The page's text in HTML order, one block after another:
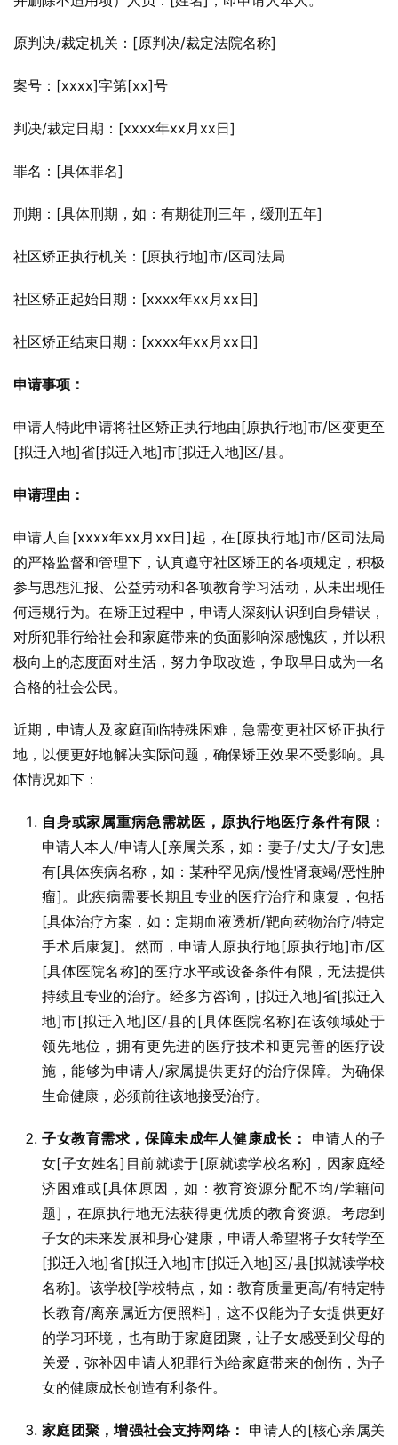
原判决/裁定机关：[原判决/裁定法院名称]
案号：[xxxx]字第[xx]号
判决/裁定日期：[xxxx年xx月xx日]
罪名：[具体罪名]
刑期：[具体刑期，如：有期徒刑三年，缓刑五年]
社区矫正执行机关：[原执行地]市/区司法局
社区矫正起始日期：[xxxx年xx月xx日]
社区矫正结束日期：[xxxx年xx月xx日]
申请事项：
申请人特此申请将社区矫正执行地由[原执行地]市/区变更至
[拟迁入地]省[拟迁入地]市[拟迁入地]区/县。
申请理由：
申请人自[xxxx年xx月xx日]起，在[原执行地]市/区司法局
的严格监督和管理下，认真遵守社区矫正的各项规定，积极
参与思想汇报、公益劳动和各项教育学习活动，从未出现任
何违规行为。在矫正过程中，申请人深刻认识到自身错误，
对所犯罪行给社会和家庭带来的负面影响深感愧疚，并以积
极向上的态度面对生活，努力争取改造，争取早日成为一名
合格的社会公民。
近期，申请人及家庭面临特殊困难，急需变更社区矫正执行
地，以便更好地解决实际问题，确保矫正效果不受影响。具
体情况如下：
自身或家属重病急需就医，原执行地医疗条件有限：
申请人本人/申请人[亲属关系，如：妻子/丈夫/子女]患
有[具体疾病名称，如：某种罕见病/慢性肾衰竭/恶性肿
瘤]。此疾病需要长期且专业的医疗治疗和康复，包括
[具体治疗方案，如：定期血液透析/靶向药物治疗/特定
手术后康复]。然而，申请人原执行地[原执行地]市/区
[具体医院名称]的医疗水平或设备条件有限，无法提供
持续且专业的治疗。经多方咨询，[拟迁入地]省[拟迁入
地]市[拟迁入地]区/县的[具体医院名称]在该领域处于
领先地位，拥有更先进的医疗技术和更完善的医疗设
施，能够为申请人/家属提供更好的治疗保障。为确保
生命健康，必须前往该地接受治疗。
子女教育需求，保障未成年人健康成长：
申请人的子
女[子女姓名]目前就读于[原就读学校名称]，因家庭经
济困难或[具体原因，如：教育资源分配不均/学籍问
题]，在原执行地无法获得更优质的教育资源。考虑到
子女的未来发展和身心健康，申请人希望将子女转学至
[拟迁入地]省[拟迁入地]市[拟迁入地]区/县[拟就读学校
名称]。该学校[学校特点，如：教育质量更高/有特定特
长教育/离亲属近方便照料]，这不仅能为子女提供更好
的学习环境，也有助于家庭团聚，让子女感受到父母的
关爱，弥补因申请人犯罪行为给家庭带来的创伤，为子
女的健康成长创造有利条件。
家庭团聚，增强社会支持网络： 申请人的[核心亲属关